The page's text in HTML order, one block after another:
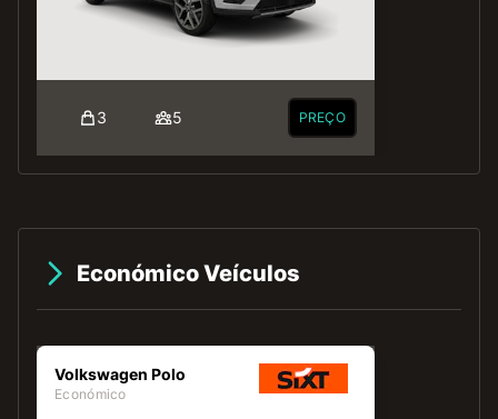
3 5 PREÇO
Económico Veículos
Volkswagen Polo
Económico